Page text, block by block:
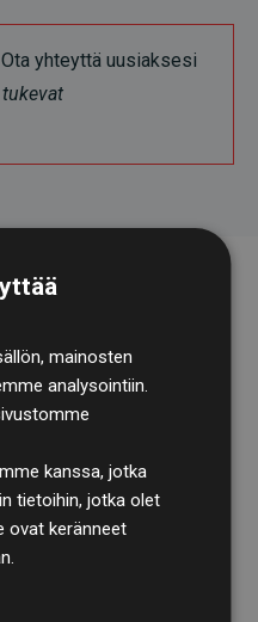
yhteyttä uusiaksesi
läpi
varmistaakseen
että investoinnit
keskimäärin
mainosten
analysointiin.
kanssa, jotka
tietoihin, jotka olet
ovat keränneet